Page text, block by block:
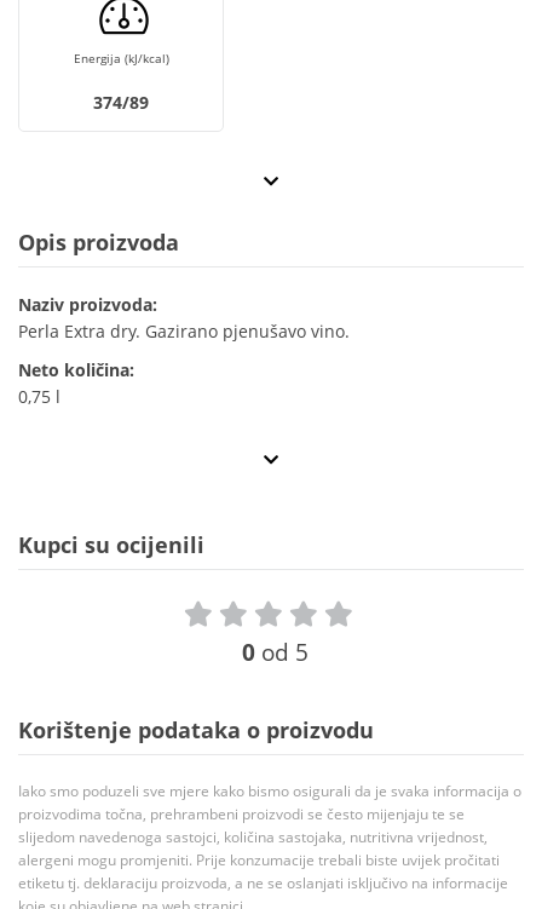
Energija (kJ/kcal)
374/89
Opis proizvoda
Naziv proizvoda:
Perla Extra dry. Gazirano pjenušavo vino.
Neto količina:
0,75 l
Kupci su ocijenili
0 od 5
Korištenje podataka o proizvodu
Iako smo poduzeli sve mjere kako bismo osigurali da je svaka informacija o
proizvodima točna, prehrambeni proizvodi se često mijenjaju te se
slijedom navedenoga sastojci, količina sastojaka, nutritivna vrijednost,
alergeni mogu promjeniti. Prije konzumacije trebali biste uvijek pročitati
etiketu tj. deklaraciju proizvoda, a ne se oslanjati isključivo na informacije